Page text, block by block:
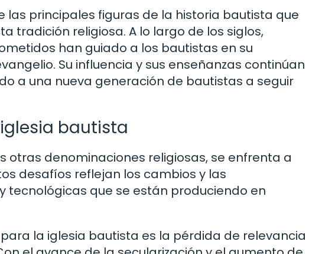
las principales figuras de la historia bautista que
tradición religiosa. A lo largo de los siglos,
han guiado a los bautistas en su
Su influencia y sus enseñanzas continúan
a una nueva generación de bautistas a seguir
bautista
otras denominaciones religiosas, se enfrenta a
desafíos reflejan los cambios y las
tecnológicas que se están produciendo en
la iglesia bautista es la pérdida de relevancia